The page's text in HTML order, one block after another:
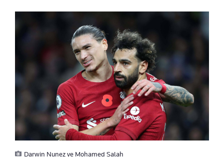
Darwin Nunez ve Mohamed Salah